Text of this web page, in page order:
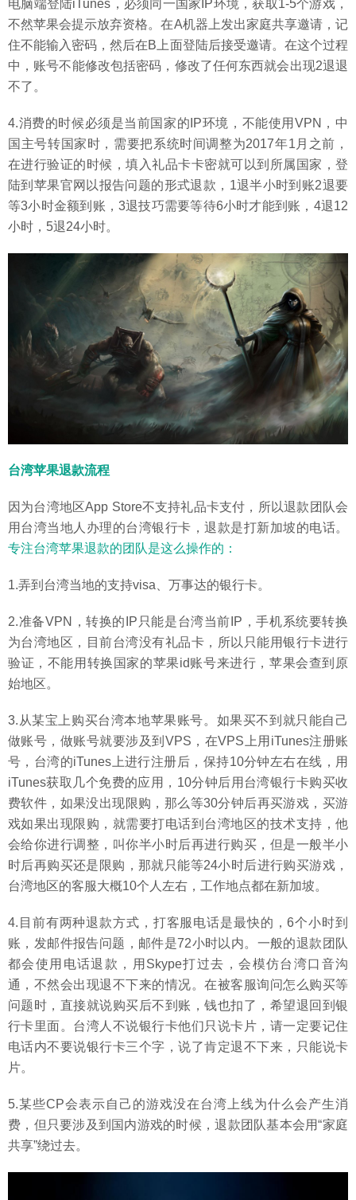
电脑端登陆iTunes，必须同一国家IP环境，获取1-5个游戏，
不然苹果会提示放弃资格。在A机器上发出家庭共享邀请，记
住不能输入密码，然后在B上面登陆后接受邀请。在这个过程
中，账号不能修改包括密码，修改了任何东西就会出现2退退
不了。
4.消费的时候必须是当前国家的IP环境，不能使用VPN，中
国主号转国家时，需要把系统时间调整为2017年1月之前，
在进行验证的时候，填入礼品卡卡密就可以到所属国家，登
陆到苹果官网以报告问题的形式退款，1退半小时到账2退要
等3小时金额到账，3退技巧需要等待6小时才能到账，4退12
小时，5退24小时。
台湾苹果退款流程
因为台湾地区App Store不支持礼品卡支付，所以退款团队会
用台湾当地人办理的台湾银行卡，退款是打新加坡的电话。
专注台湾苹果退款的团队是这么操作的：
1.弄到台湾当地的支持visa、万事达的银行卡。
2.准备VPN，转换的IP只能是台湾当前IP，手机系统要转换
为台湾地区，目前台湾没有礼品卡，所以只能用银行卡进行
验证，不能用转换国家的苹果id账号来进行，苹果会查到原
始地区。
3.从某宝上购买台湾本地苹果账号。如果买不到就只能自己
做账号，做账号就要涉及到VPS，在VPS上用iTunes注册账
号，台湾的iTunes上进行注册后，保持10分钟左右在线，用
iTunes获取几个免费的应用，10分钟后用台湾银行卡购买收
费软件，如果没出现限购，那么等30分钟后再买游戏，买游
戏如果出现限购，就需要打电话到台湾地区的技术支持，他
会给你进行调整，叫你半小时后再进行购买，但是一般半小
时后再购买还是限购，那就只能等24小时后进行购买游戏，
台湾地区的客服大概10个人左右，工作地点都在新加坡。
4.目前有两种退款方式，打客服电话是最快的，6个小时到
账，发邮件报告问题，邮件是72小时以内。一般的退款团队
都会使用电话退款，用Skype打过去，会模仿台湾口音沟
通，不然会出现退不下来的情况。在被客服询问怎么购买等
问题时，直接就说购买后不到账，钱也扣了，希望退回到银
行卡里面。台湾人不说银行卡他们只说卡片，请一定要记住
电话内不要说银行卡三个字，说了肯定退不下来，只能说卡
片。
5.某些CP会表示自己的游戏没在台湾上线为什么会产生消
费，但只要涉及到国内游戏的时候，退款团队基本会用“家庭
共享”绕过去。